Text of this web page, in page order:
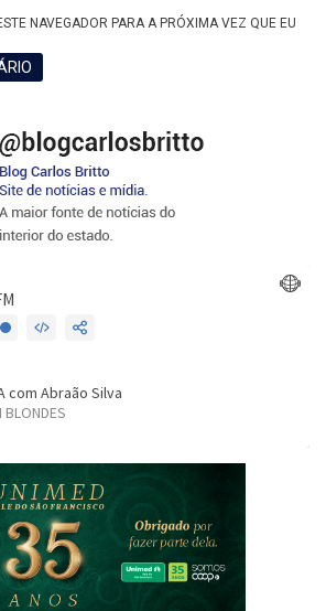
NAVEGADOR PARA A PRÓXIMA VEZ QUE EU